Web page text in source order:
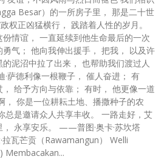
Besar）的一所房子里， 那是二十世
权正凶猛横行， 践踏着人性的岁月。
情谊， 一直延续到他生命最后的一次
气； 他向我伸出援手， 把我， 以及许
泥沼中拉了出来， 也帮助我们渡过人
·萨德利像一根鞭子， 催人奋进； 有
给予方向与依靠； 有时， 他更像一道
， 你是一位耕耘土地、播撒种子的农
总是邀请众人共享丰收。 一路走好，艾
， 永享安乐。 ——普图·奥卡·苏坎塔
拉瓦芒贡（Rawamangun） Welli
Membacakan...